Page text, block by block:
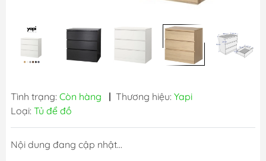
Tình trạng: Còn hàng | Thương hiệu: Yapi
Loại: Tủ để đồ
Nội dung đang cập nhật...